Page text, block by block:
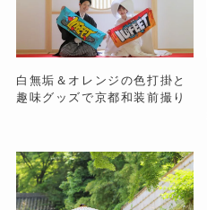
白無垢＆オレンジの色打掛と
趣味グッズで京都和装前撮り